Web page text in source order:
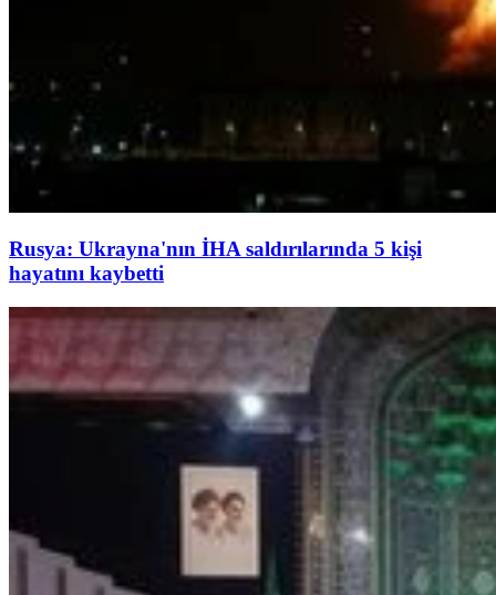
Rusya: Ukrayna'nın İHA saldırılarında 5 kişi
hayatını kaybetti